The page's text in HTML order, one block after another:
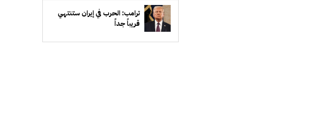
ترامب: الحرب في إيران ستنتهي
قريباً جداً